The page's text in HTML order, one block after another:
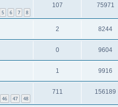
5 6 7 8
107 75971
2 8244
0 9604
1 9916
46 47 48
711 156189